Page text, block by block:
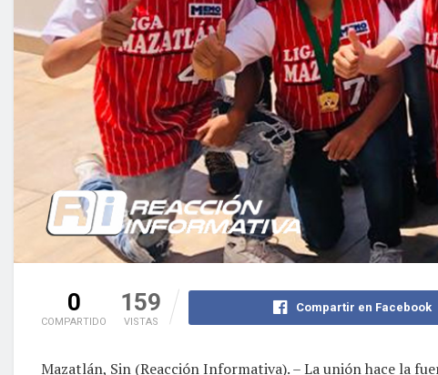
0
COMPARTIDO
159
VISTAS
Compartir en Facebook
Mazatlán, Sin (Reacción Informativa). – La unión hace la